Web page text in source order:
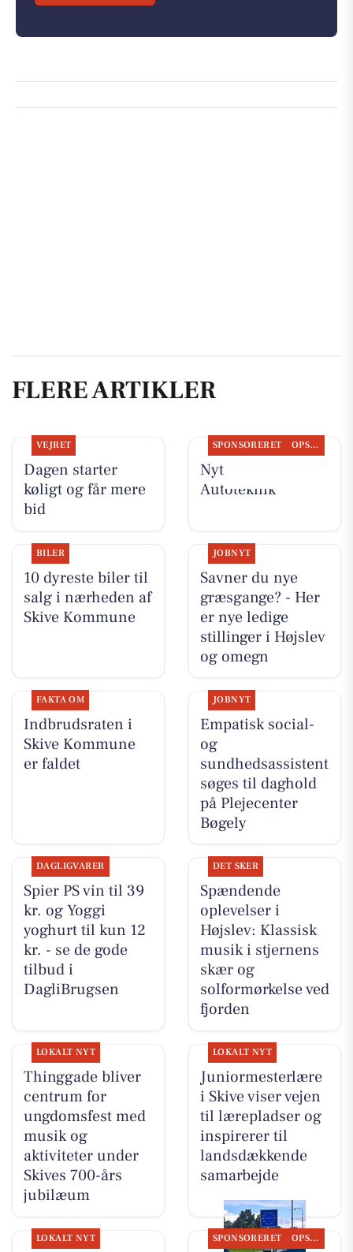
FLERE ARTIKLER
VEJRET
Dagen starter
køligt og får mere
bid
SPONSORERET OPSLAGSTAVLEN
Nyt fra JM
Autoteknik
BILER
10 dyreste biler til
salg i nærheden af
Skive Kommune
JOBNYT
Savner du nye
græsgange? - Her
er nye ledige
stillinger i Højslev
og omegn
FAKTA OM
Indbrudsraten i
Skive Kommune
er faldet
JOBNYT
Empatisk social-
og
sundhedsassistent
søges til daghold
på Plejecenter
Bøgely
DAGLIGVARER
Spier PS vin til 39
kr. og Yoggi
yoghurt til kun 12
kr. - se de gode
tilbud i
DagliBrugsen
DET SKER
Spændende
oplevelser i
Højslev: Klassisk
musik i stjernens
skær og
solformørkelse ved
fjorden
LOKALT NYT
Thinggade bliver
centrum for
ungdomsfest med
musik og
aktiviteter under
Skives 700-års
jubilæum
LOKALT NYT
Juniormesterlære
i Skive viser vejen
til lærepladser og
inspirerer til
landsdækkende
samarbejde
LOKALT NYT SPONSORERET OPSLAGSTAVLEN